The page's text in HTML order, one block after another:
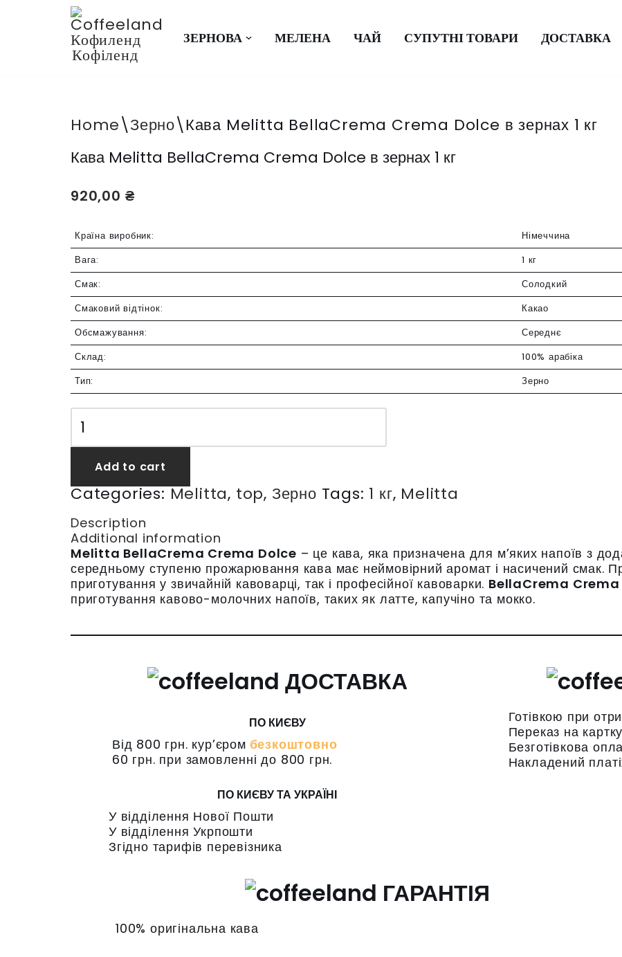
Перейти ЗЕРНОВА МЕЛЕНА ЧАЙ СУПУТНІ ТОВАРИ ДОСТАВКА
Home\Зерно\Кава Melitta BellaCrema Crema Dolce в зернах 1 кг
Кава Melitta BellaCrema Crema Dolce в зернах 1 кг
920,00 ₴
Країна виробник:
Німеччина
Вага:
1 кг
Смак:
Солодкий
Смаковий відтінок:
Какао
Обсмажування:
Середнє
Склад:
100% арабіка
Тип:
Зерно
Add to cart
Categories:Melitta, top, Зерно Tags: 1 кг, Melitta
Description
Additional information
Melitta BellaCrema Crema Dolce – це кава, яка призначена для м’яких напоїв з
середньому ступеню прожарювання кава має неймовірний аромат і насичений смак.
приготування у звичайній кавоварці, так і професійної кавоварки. BellaCrema
приготування кавово-молочних напоїв, таких як латте, капучіно та мокко.
ДОСТАВКА
ПО КИЄВУ
Від 800 грн. кур’єром безкоштовно
60 грн. при замовленні до 800 грн.
ПО КИЄВУ ТА УКРАЇНІ
У відділення Нової Пошти
У відділення Укрпошти
Згідно тарифів перевізника
Готівкою при
Переказ на картку
Безготівкова
Накладений
ГАРАНТІЯ
100% оригінальна кава